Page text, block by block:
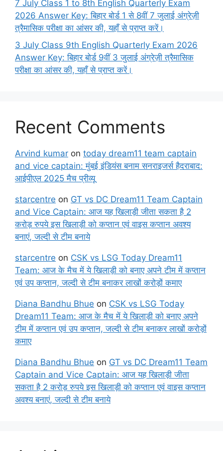
7 July Class 1 to 8th English Quarterly Exam
2026 Answer Key: बिहार बोर्ड 1 से 8वीं 7 जुलाई अंग्रेज़ी
त्रैमासिक परीक्षा का आंसर की, यहाँ से प्राप्त करें।
3 July Class 9th English Quarterly Exam 2026
Answer Key: बिहार बोर्ड 9वीं 3 जुलाई अंग्रेज़ी त्रैमासिक
परीक्षा का आंसर की, यहाँ से प्राप्त करें।
Recent Comments
Arvind kumar on today dream11 team captain
and vice captain: मुंबई इंडियंस बनाम सनराइजर्स हैदराबाद:
आईपीएल 2025 मैच प्रीव्यू
starcentre on GT vs DC Dream11 Team Captain
and Vice Captain: आज यह खिलाड़ी जीता सकता है 2
करोड़ रुपये इस खिलाड़ी को कप्तान एवं वाइस कप्तान अवश्य
बनाएं, जल्दी से टीम बनाये
starcentre on CSK vs LSG Today Dream11
Team: आज के मैच में ये खिलाड़ी को बनाए अपने टीम में कप्तान
एवं उप कप्तान, जल्दी से टीम बनाकर लाखों करोड़ों कमाए
Diana Bandhu Bhue on CSK vs LSG Today
Dream11 Team: आज के मैच में ये खिलाड़ी को बनाए अपने
टीम में कप्तान एवं उप कप्तान, जल्दी से टीम बनाकर लाखों करोड़ों
कमाए
Diana Bandhu Bhue on GT vs DC Dream11 Team
Captain and Vice Captain: आज यह खिलाड़ी जीता
सकता है 2 करोड़ रुपये इस खिलाड़ी को कप्तान एवं वाइस कप्तान
अवश्य बनाएं, जल्दी से टीम बनाये